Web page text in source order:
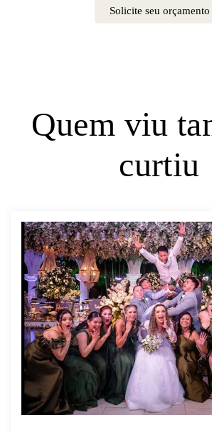
Solicite seu orçamento
Quem viu
curtiu